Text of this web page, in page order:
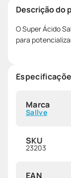
Descrição do
O Super Ácido
para
Marca
Sallve
SKU
23203
EAN